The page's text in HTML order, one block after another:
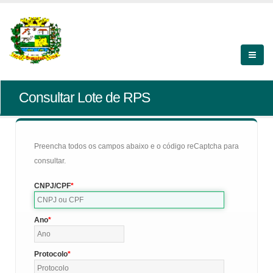
Consultar Lote de RPS
Preencha todos os campos abaixo e o código reCaptcha para
consultar.
CNPJ/CPF
Ano
Protocolo